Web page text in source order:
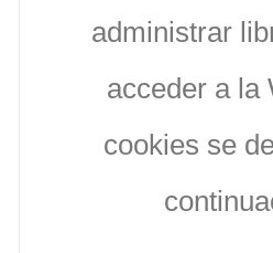
administrar
acceder a la
cookies se